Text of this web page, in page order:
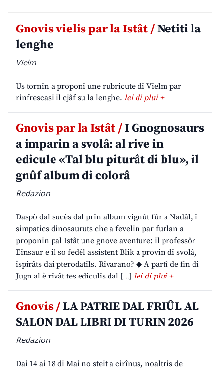
Gnovis vielis par la Istât /Netiti la
lenghe
Vielm
Us tornin a proponi une rubricute di Vielm par
rinfrescasi il cjâf su la lenghe. lei di plui +
Gnovis par la Istât /I Gnognosaurs
a imparin a svolâ: al rive in
edicule «Tal blu piturât di blu», il
gnûf album di colorâ
Redazion
Daspò dal sucès dal prin album vignût fûr a Nadâl, i
simpatics dinosauruts che a fevelin par furlan a
proponin pal Istât une gnove aventure: il professôr
Einsaur e il so fedêl assistent Blik a provin di svolâ,
ispirâts dai pterodatils. Rivarano? ◆ A partî de fin di
Jugn al è rivât tes ediculis dal […] lei di plui +
Gnovis /LA PATRIE DAL FRIÛL AL
SALON DAL LIBRI DI TURIN 2026
Redazion
Dai 14 ai 18 di Mai no steit a cirînus, noaltris de